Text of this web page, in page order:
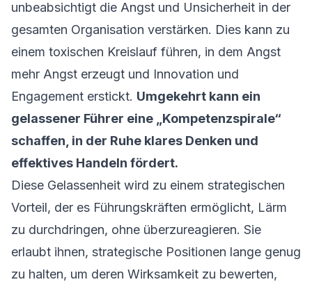
unbeabsichtigt die Angst und Unsicherheit in der
gesamten Organisation verstärken. Dies kann zu
einem toxischen Kreislauf führen, in dem Angst
mehr Angst erzeugt und Innovation und
Engagement erstickt. Umgekehrt kann ein
gelassener Führer eine „Kompetenzspirale“
schaffen, in der Ruhe klares Denken und
effektives Handeln fördert.
Diese Gelassenheit wird zu einem strategischen
Vorteil, der es Führungskräften ermöglicht, Lärm
zu durchdringen, ohne überzureagieren. Sie
erlaubt ihnen, strategische Positionen lange genug
zu halten, um deren Wirksamkeit zu bewerten,